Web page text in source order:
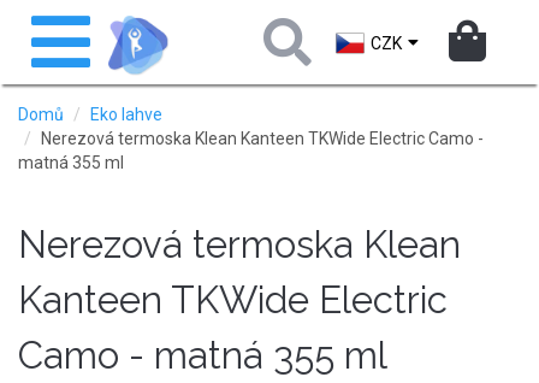
Přejít
hlavnímu
obsahu
Toggle
navigation
CZK
Domů
Eko lahve
Nerezová termoska Klean Kanteen TKWide Electric Camo -
matná 355 ml
Nerezová termoska Klean
Kanteen TKWide Electric
Camo - matná 355 ml